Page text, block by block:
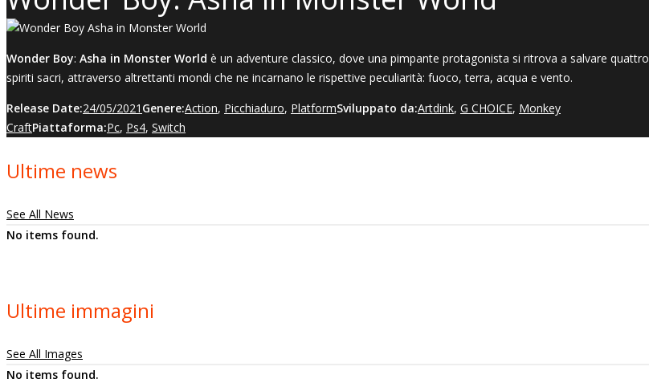
Wonder Boy: Asha in Monster World è un adventure classico, dove una pimpante protagonista si ritrova a salvare quattro
spiriti sacri, attraverso altrettanti mondi che ne incarnano le rispettive peculiarità: fuoco, terra, acqua e vento.
Release Date:24/05/2021 Genere:Action, Picchiaduro, PlatformSviluppato da:Artdink, G CHOICE, Monkey
CraftPiattaforma:Pc, Ps4, Switch
Ultime news
See All News
No items found.
Ultime immagini
See All Images
No items found.